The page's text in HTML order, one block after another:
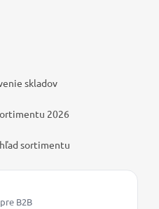
skladov
2026
sortimentu
B2B